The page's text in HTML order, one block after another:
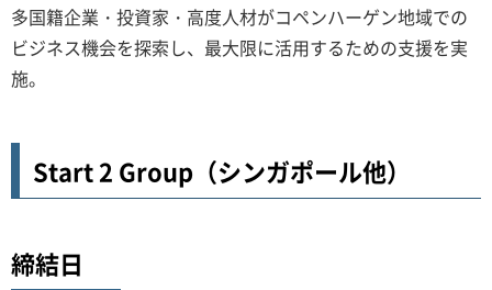
多国籍企業・投資家・高度人材がコペンハーゲン地域での
ビジネス機会を探索し、最大限に活用するための支援を実
施。
Start 2 Group（シンガポール他）
締結日